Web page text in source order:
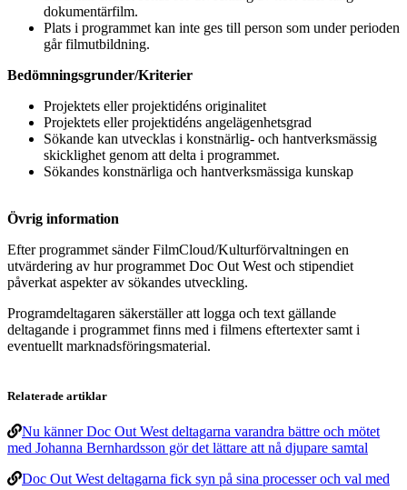
dokumentärfilm.
Plats i programmet kan inte ges till person som under perioden
går filmutbildning.
Bedömningsgrunder/Kriterier
Projektets eller projektidéns originalitet
Projektets eller projektidéns angelägenhetsgrad
Sökande kan utvecklas i konstnärlig- och hantverksmässig
skicklighet genom att delta i programmet.
Sökandes konstnärliga och hantverksmässiga kunskap
Övrig information
Efter programmet sänder FilmCloud/Kulturförvaltningen en
utvärdering av hur programmet Doc Out West och stipendiet
påverkat aspekter av sökandes utveckling.
Programdeltagaren säkerställer att logga och text gällande
deltagande i programmet finns med i filmens eftertexter samt i
eventuellt marknadsföringsmaterial.
Relaterade artiklar
Nu känner Doc Out West deltagarna varandra bättre och mötet
med Johanna Bernhardsson gör det lättare att nå djupare samtal
Doc Out West deltagarna fick syn på sina processer och val med